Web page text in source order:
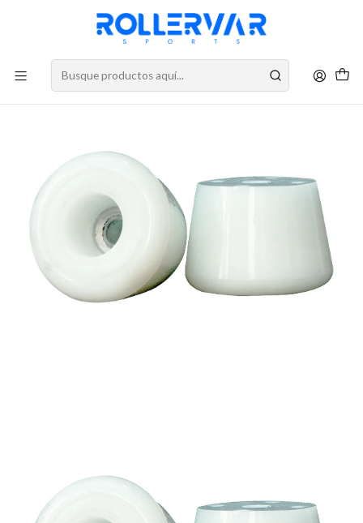
DESPACHOS A TODO CHILE